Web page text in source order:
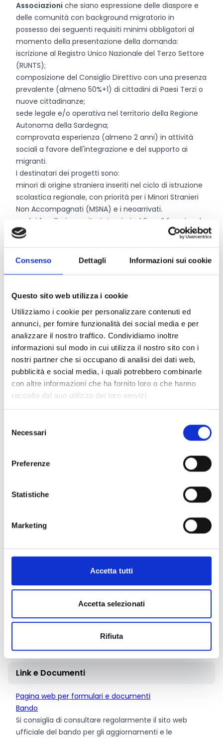
Consenso Dettagli Informazioni sui cookie
Questo sito web utilizza i cookie
Utilizziamo i cookie per personalizzare contenuti ed
annunci, per fornire funzionalità dei social media e per
analizzare il nostro traffico. Condividiamo inoltre
informazioni sul modo in cui utilizza il nostro sito con i
nostri partner che si occupano di analisi dei dati web,
pubblicità e social media, i quali potrebbero combinarle
con altre informazioni che ha fornito loro o che hanno
raccolto dal suo utilizzo dei loro servizi.
delNecessari
Preferenze
Statistiche
Marketing
Accetta tutti
Accetta selezionati
Rifiuta
Associazioni che siano espressione delle diaspore e
delle comunità con background migratorio in
possesso dei seguenti requisiti minimi obbligatori al
momento della presentazione della domanda:
iscrizione al Registro Unico Nazionale del Terzo Settore
(RUNTS);
composizione del Consiglio Direttivo con una presenza
prevalente (almeno 50%+1) di cittadini di Paesi Terzi o
nuove cittadinanze;
sede legale e/o operativa nel territorio della Regione
Autonoma della Sardegna;
comprovata esperienza (almeno 2 anni) in attività
sociali a favore dell'integrazione e del supporto ai
migranti.
I destinatari dei progetti sono:
minori di origine straniera inseriti nel ciclo di istruzione
scolastica regionale, con priorità per i Minori Stranieri
Non Accompagnati (MSNA) e i neoarrivati.
nuclei familiari e genitori stranieri, al fine di favorirne la
partecipazione attiva alla vita scolastica.
alunni delle classi coinvolte (italiani e non) per le
attività di educazione alla cittadinanza interculturale.
Entità del contributo
La dotazione finanziaria complessiva ammonta a
60.000 Euro. Verranno finanziate n. 3 proposte
progettuali, con un contributo massimo pari a 20.000
Euro per ciascun progetto approvato.
Il contributo sarà erogato a rendicontazione, salvo la
possibilità per il Beneficiario di chiedere
un’anticipazione nel rispetto delle modalità e
condizioni che saranno indicate dall’Amministrazione
regionale. In tal caso si osserveranno le seguenti
il 90% dell'importo totale spettante, a seguito della
di cui al precedente capoverso;
finale descrittiva dei risultati ottenuti e di una
all’autorizzazione dell’amministrazione regionale, che
verifiche amministrativo-contabili.
Qualora a seguito della presentazione del rendiconto
fosse inferiore all'anticipazione erogata, il Beneficiario
si impegna a rimborsare la parte eccedente secondo
L’Amministrazione potrà̀ effettuare controlli e verifiche
in qualsiasi momento secondo le norme vigenti.
Link e Documenti
Pagina web per formulari e documenti
Bando
Si consiglia di consultare regolarmente il sito web
ufficiale del bando per gli aggiornamenti e le